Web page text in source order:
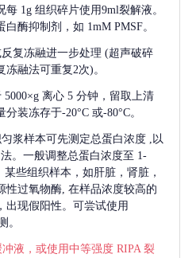
每 1g 组织碎片使用9ml裂解液。
酶抑制剂，如 1mM PMSF。
复冻融进一步处理 (超声破碎
融法可重复2次)。
5000×g 离心 5 分钟，留取上清
装冻存于-20°C 或-80°C。
浆样本可先测定总蛋白浓度
,以
。一般调整总蛋白浓度至 1-
些组织样本，如肝脏，肾脏，
性过氧物酶, 在样品浓度较高的
出现假阳性。可尝试使用
。
冲液，或使用中等强度 RIPA 裂